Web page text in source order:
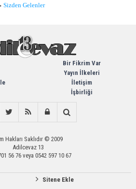
Sizden Gelenler
Bir Fikrim Var
Yayın İlkeleri
İletişim
İşbirliği
Hakları Saklıdır © 2009
Adilcevaz 13
56 76 veya 0542 597 10 67
Sitene Ekle